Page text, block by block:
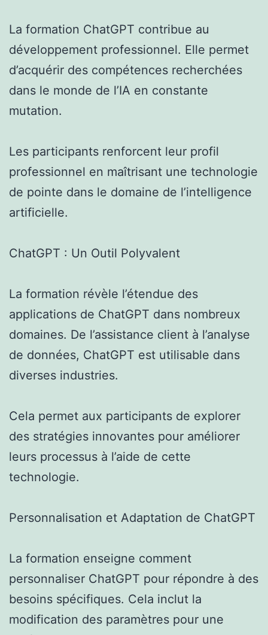
La formation ChatGPT contribue au
développement professionnel. Elle permet
d’acquérir des compétences recherchées
dans le monde de l’IA en constante
mutation.
Les participants renforcent leur profil
professionnel en maîtrisant une technologie
de pointe dans le domaine de l’intelligence
artificielle.
ChatGPT : Un Outil Polyvalent
La formation révèle l’étendue des
applications de ChatGPT dans nombreux
domaines. De l’assistance client à l’analyse
de données, ChatGPT est utilisable dans
diverses industries.
Cela permet aux participants de explorer
des stratégies innovantes pour améliorer
leurs processus à l’aide de cette
technologie.
Personnalisation et Adaptation de ChatGPT
La formation enseigne comment
personnaliser ChatGPT pour répondre à des
besoins spécifiques. Cela inclut la
modification des paramètres pour une